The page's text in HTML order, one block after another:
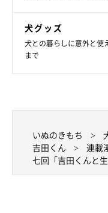
犬グッズ
犬との暮らしに意外と使
まで
いぬのきもち
吉田くん
連載
七回「吉田くんと生